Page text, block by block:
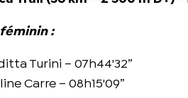
:
Turini – 07h44'32”
Carre – 08h15'09”